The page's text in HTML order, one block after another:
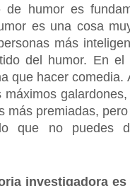
de humor es
es una cosa
más
del humor. En
que hacer comedia.
máximos
más premiadas,
que no puedes
investigadora